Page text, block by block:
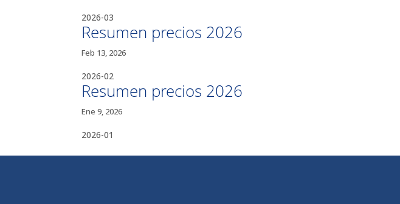
2026-03
Resumen precios 2026
Feb 13, 2026
2026-02
Resumen precios 2026
Ene 9, 2026
2026-01